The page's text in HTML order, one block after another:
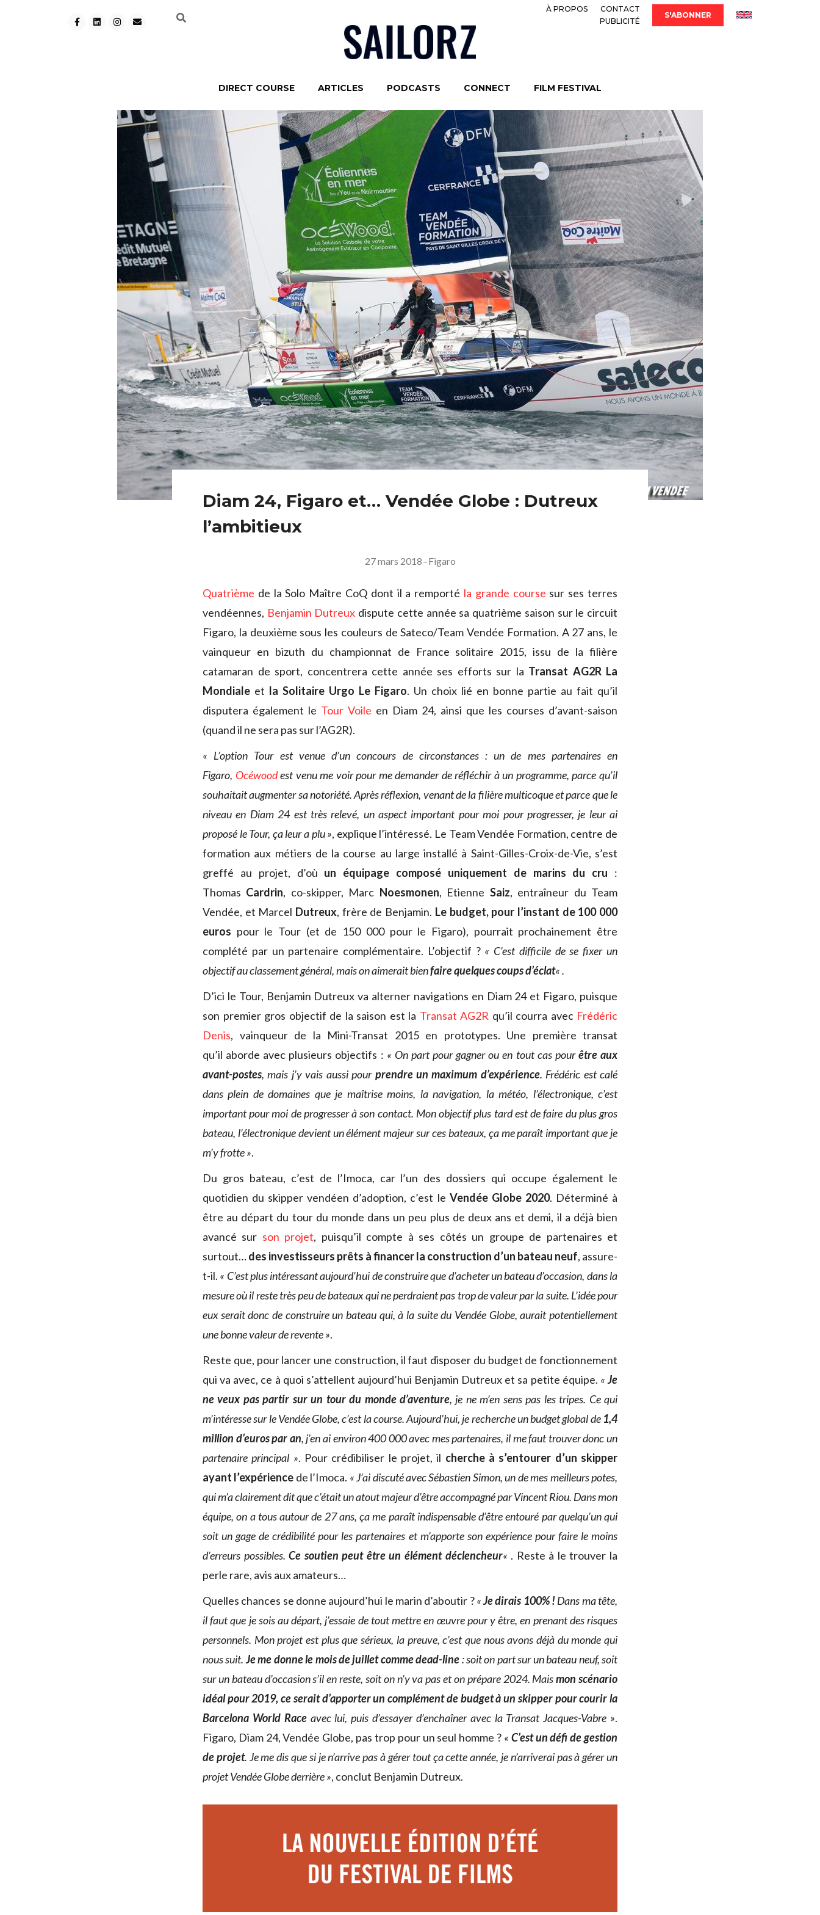
À PROPOS
CONTACT
PUBLICITÉ
S'ABONNER
DIRECT COURSE ARTICLES PODCASTS CONNECT FILM FESTIVAL
Diam 24, Figaro et… Vendée Globe : Dutreux
l’ambitieux
27 mars 2018–Figaro
Quatrième de la Solo Maître CoQ dont il a remporté la grande course sur ses terres
vendéennes, Benjamin Dutreux dispute cette année sa quatrième saison sur le circuit
Figaro, la deuxième sous les couleurs de Sateco/Team Vendée Formation. A 27 ans, le
vainqueur en bizuth du championnat de France solitaire 2015, issu de la filière
catamaran de sport, concentrera cette année ses efforts sur la Transat AG2R La
Mondiale et la Solitaire Urgo Le Figaro. Un choix lié en bonne partie au fait qu’il
disputera également le Tour Voile en Diam 24, ainsi que les courses d’avant-saison
(quand il ne sera pas sur l’AG2R).
« L’option Tour est venue d’un concours de circonstances : un de mes partenaires en
Figaro, Océwoodest venu me voir pour me demander de réfléchir à un programme, parce qu’il
souhaitait augmenter sa notoriété. Après réflexion, venant de la filière multicoque et parce que le
niveau en Diam 24 est très relevé, un aspect important pour moi pour progresser, je leur ai
proposé le Tour, ça leur a plu », explique l’intéressé. Le Team Vendée Formation, centre de
formation aux métiers de la course au large installé à Saint-Gilles-Croix-de-Vie, s’est
greffé au projet, d’où un équipage composé uniquement de marins du cru :
Thomas Cardrin, co-skipper, Marc Noesmonen, Etienne Saiz, entraîneur du Team
Vendée, et Marcel Dutreux, frère de Benjamin. Le budget, pour l’instant de 100 000
euros pour le Tour (et de 150 000 pour le Figaro), pourrait prochainement être
complété par un partenaire complémentaire. L’objectif ? « C’est difficile de se fixer un
objectif au classement général, mais on aimerait bienfaire quelques coups d’éclat« .
D’ici le Tour, Benjamin Dutreux va alterner navigations en Diam 24 et Figaro, puisque
son premier gros objectif de la saison est la Transat AG2R qu’il courra avec Frédéric
Denis, vainqueur de la Mini-Transat 2015 en prototypes. Une première transat
qu’il aborde avec plusieurs objectifs : « On part pour gagner ou en tout cas pourêtre aux
avant-postes, mais j’y vais aussi pour prendre un maximum d’expérience. Frédéric est calé
dans plein de domaines que je maîtrise moins, la navigation, la météo, l’électronique, c’est
important pour moi de progresser à son contact. Mon objectif plus tard est de faire du plus gros
bateau, l’électronique devient un élément majeur sur ces bateaux, ça me paraît important que je
m’y frotte ».
Du gros bateau, c’est de l’Imoca, car l’un des dossiers qui occupe également le
quotidien du skipper vendéen d’adoption, c’est le Vendée Globe 2020. Déterminé à
être au départ du tour du monde dans un peu plus de deux ans et demi, il a déjà bien
avancé sur son projet, puisqu’il compte à ses côtés un groupe de partenaires et
surtout…des investisseurs prêts à financer la construction d’un bateau neuf, assure-
t-il. « C’est plus intéressant aujourd’hui de construire que d’acheter un bateau d’occasion, dans la
mesure où il reste très peu de bateaux qui ne perdraient pas trop de valeur par la suite. L’idée pour
eux serait donc de construire un bateau qui, à la suite du Vendée Globe, aurait potentiellement
une bonne valeur de revente ».
Reste que, pour lancer une construction, il faut disposer du budget de fonctionnement
qui va avec, ce à quoi s’attellent aujourd’hui Benjamin Dutreux et sa petite équipe. «Je
ne veux pas partir sur un tour du monde d’aventure, je ne m’en sens pas les tripes. Ce qui
m’intéresse sur le Vendée Globe, c’est la course. Aujourd’hui, je recherche un budget global de 1,4
million d’euros par an, j’en ai environ 400 000 avec mes partenaires, il me faut trouver donc un
partenaire principal ». Pour crédibiliser le projet, il cherche à s’entourer d’un skipper
ayant l’expérience de l’Imoca. « J’ai discuté avec Sébastien Simon, un de mes meilleurs potes,
qui m’a clairement dit que c’était un atout majeur d’être accompagné par Vincent Riou. Dans mon
équipe, on a tous autour de 27 ans, ça me paraît indispensable d’être entouré par quelqu’un qui
soit un gage de crédibilité pour les partenaires et m’apporte son expérience pour faire le moins
d’erreurs possibles.Ce soutien peut être un élément déclencheur« . Reste à le trouver la
perle rare, avis aux amateurs…
Quelles chances se donne aujourd’hui le marin d’aboutir ?«Je dirais 100% ! Dans ma tête,
il faut que je sois au départ, j’essaie de tout mettre en œuvre pour y être, en prenant des risques
personnels. Mon projet est plus que sérieux, la preuve, c’est que nous avons déjà du monde qui
nous suit. Je me donne le mois de juillet comme dead-line: soit on part sur un bateau neuf, soit
sur un bateau d’occasion s’il en reste, soit on n’y va pas et on prépare 2024. Maismon scénario
idéal pour 2019, ce serait d’apporter un complément de budget à un skipper pour courir la
Barcelona World Raceavec lui, puis d’essayer d’enchaîner avec la Transat Jacques-Vabre ».
Figaro, Diam 24, Vendée Globe, pas trop pour un seul homme ? « C’est un défi de gestion
de projet. Je me dis que si je n’arrive pas à gérer tout ça cette année, je n’arriverai pas à gérer un
projet Vendée Globe derrière », conclut Benjamin Dutreux.